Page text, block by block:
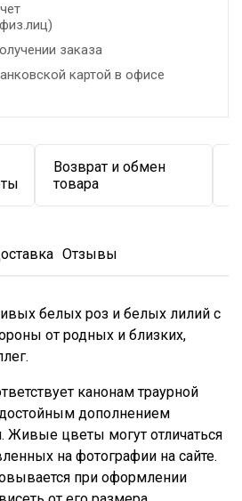
заказа
картой в офисе
Возврат и обмен
товара
Отзывы
белых роз и белых лилий с
от родных и близких,
канонам траурной
дополнением
Живые цветы могут отличаться
на фотографии на сайте.
при оформлении